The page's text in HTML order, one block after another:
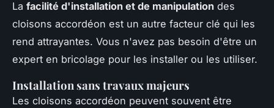
La facilité d'installation et de manipulation des
cloisons accordéon est un autre facteur clé qui les
rend attrayantes. Vous n'avez pas besoin d'être un
expert en bricolage pour les installer ou les utiliser.
Installation sans travaux majeurs
Les cloisons accordéon peuvent souvent être